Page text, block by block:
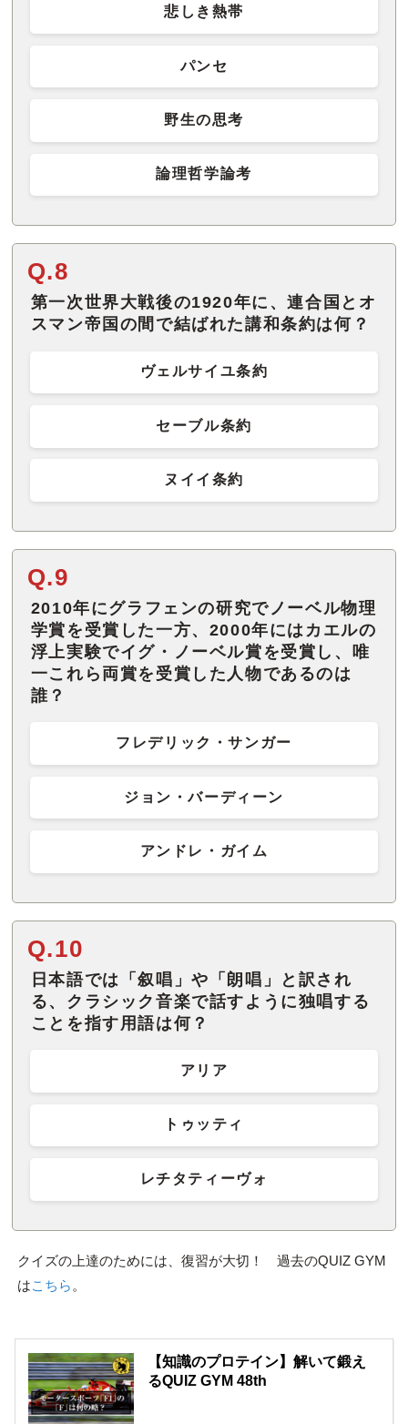
悲しき熱帯
パンセ
野生の思考
論理哲学論考
Q.8
第一次世界大戦後の1920年に、連合国とオ
スマン帝国の間で結ばれた講和条約は何？
ヴェルサイユ条約
セーブル条約
ヌイイ条約
Q.9
2010年にグラフェンの研究でノーベル物理
学賞を受賞した一方、2000年にはカエルの
浮上実験でイグ・ノーベル賞を受賞し、唯
一これら両賞を受賞した人物であるのは
誰？
フレデリック・サンガー
ジョン・バーディーン
アンドレ・ガイム
Q.10
日本語では「叙唱」や「朗唱」と訳され
る、クラシック音楽で話すように独唱する
ことを指す用語は何？
アリア
トゥッティ
レチタティーヴォ
クイズの上達のためには、復習が大切！ 過去のQUIZ GYM
はこちら 。
【知識のプロテイン】解いて鍛え
るQUIZ GYM 48th